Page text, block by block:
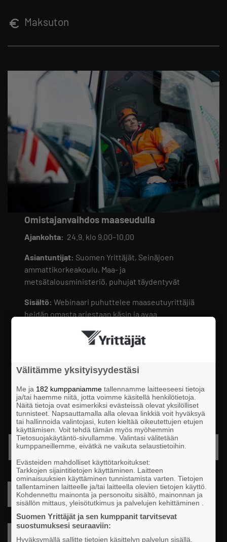
Maksuton
Omistajanvaihdos maaseudulla
Ajankohta: 24.9. klo 9.00–10.00
Asiantuntijat: Suomen Yrittäjät, Seinäjoen
ammattikorkeakoulu, Maa- ja
metsätalousministeriö, puhujat täydentyvät
Sisältö:Webinaari puhuttelee maaseutuyrittäjiä
heidän omasta arjestaan käsin ja avaa
realistisesti, huomioiden tunnesiteet,
maaomaisuuden erityispiirteet, ja
Ilmoittautuminen avautuu lähiaikoina.
Omistajanvaihdosfoorumin kumppanit
ILMOITTAUDU TÄSTÄ MUKAAN
LISÄÄ KALENTERIIN
Välitämme yksityisyydestäsi
Me ja 182 kumppaniamme tallennamme laitteeseesi tietoja
ja/tai haemme niitä, jotta voimme käsitellä henkilötietoja.
Näitä tietoja ovat esimerkiksi evästeissä olevat yksilölliset
tunnisteet. Napsauttamalla alla olevaa linkkiä voit hyväksyä
tai hallinnoida valintojasi, kuten kieltää oikeutettujen etujen
käyttämisen. Voit tehdä tämän myös myöhemmin
Tietosuojakäytäntö-sivullamme. Valintasi välitetään
kumppaneillemme, eivätkä ne vaikuta selaustietoihin.
Evästeiden mahdolliset käyttötarkoitukset:
Tarkkojen sijaintitietojen käyttäminen. Laitteen
ominaisuuksien käyttäminen tunnistamista varten. Tietojen
tallentaminen laitteelle ja/tai laitteella olevien tietojen käyttö.
Kohdennettu mainonta ja personoitu sisältö, mainonnan ja
sisällön mittaus, yleisötutkimus ja palvelujen kehittäminen .
Suomen Yrittäjät ja sen kumppanit tarvitsevat
suostumuksesi seuraaviin:
Hyväksymällä sallitte tietojen käsittelyn palvelun sisällä,